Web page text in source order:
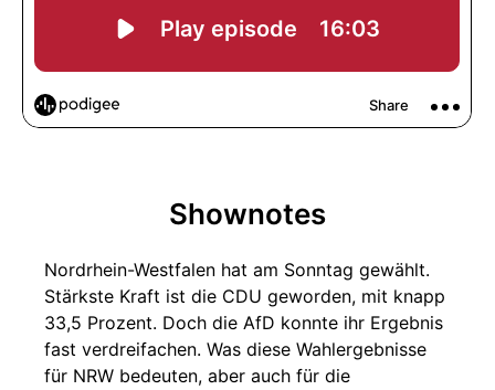
Shownotes
Nordrhein-Westfalen hat am Sonntag gewählt.
Stärkste Kraft ist die CDU geworden, mit knapp
33,5 Prozent. Doch die AfD konnte ihr Ergebnis
fast verdreifachen. Was diese Wahlergebnisse
für NRW bedeuten, aber auch für die